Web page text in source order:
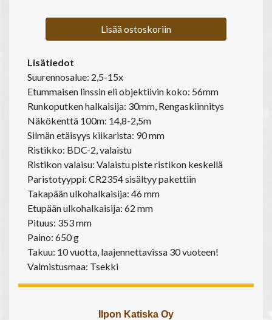
Lisää ostoskoriin
Lisätiedot
Suurennosalue: 2,5-15x
Etummaisen linssin eli objektiivin koko: 56mm
Runkoputken halkaisija: 30mm, Rengaskiinnitys
Näkökenttä 100m: 14,8-2,5m
Silmän etäisyys kiikarista: 90 mm
Ristikko: BDC-2, valaistu
Ristikon valaisu: Valaistu piste ristikon keskellä
Paristotyyppi: CR2354 sisältyy pakettiin
Takapään ulkohalkaisija: 46 mm
Etupään ulkohalkaisija: 62 mm
Pituus: 353 mm
Paino: 650 g
Takuu: 10 vuotta, laajennettavissa 30 vuoteen!
Valmistusmaa: Tsekki
Ilpon Katiska Oy